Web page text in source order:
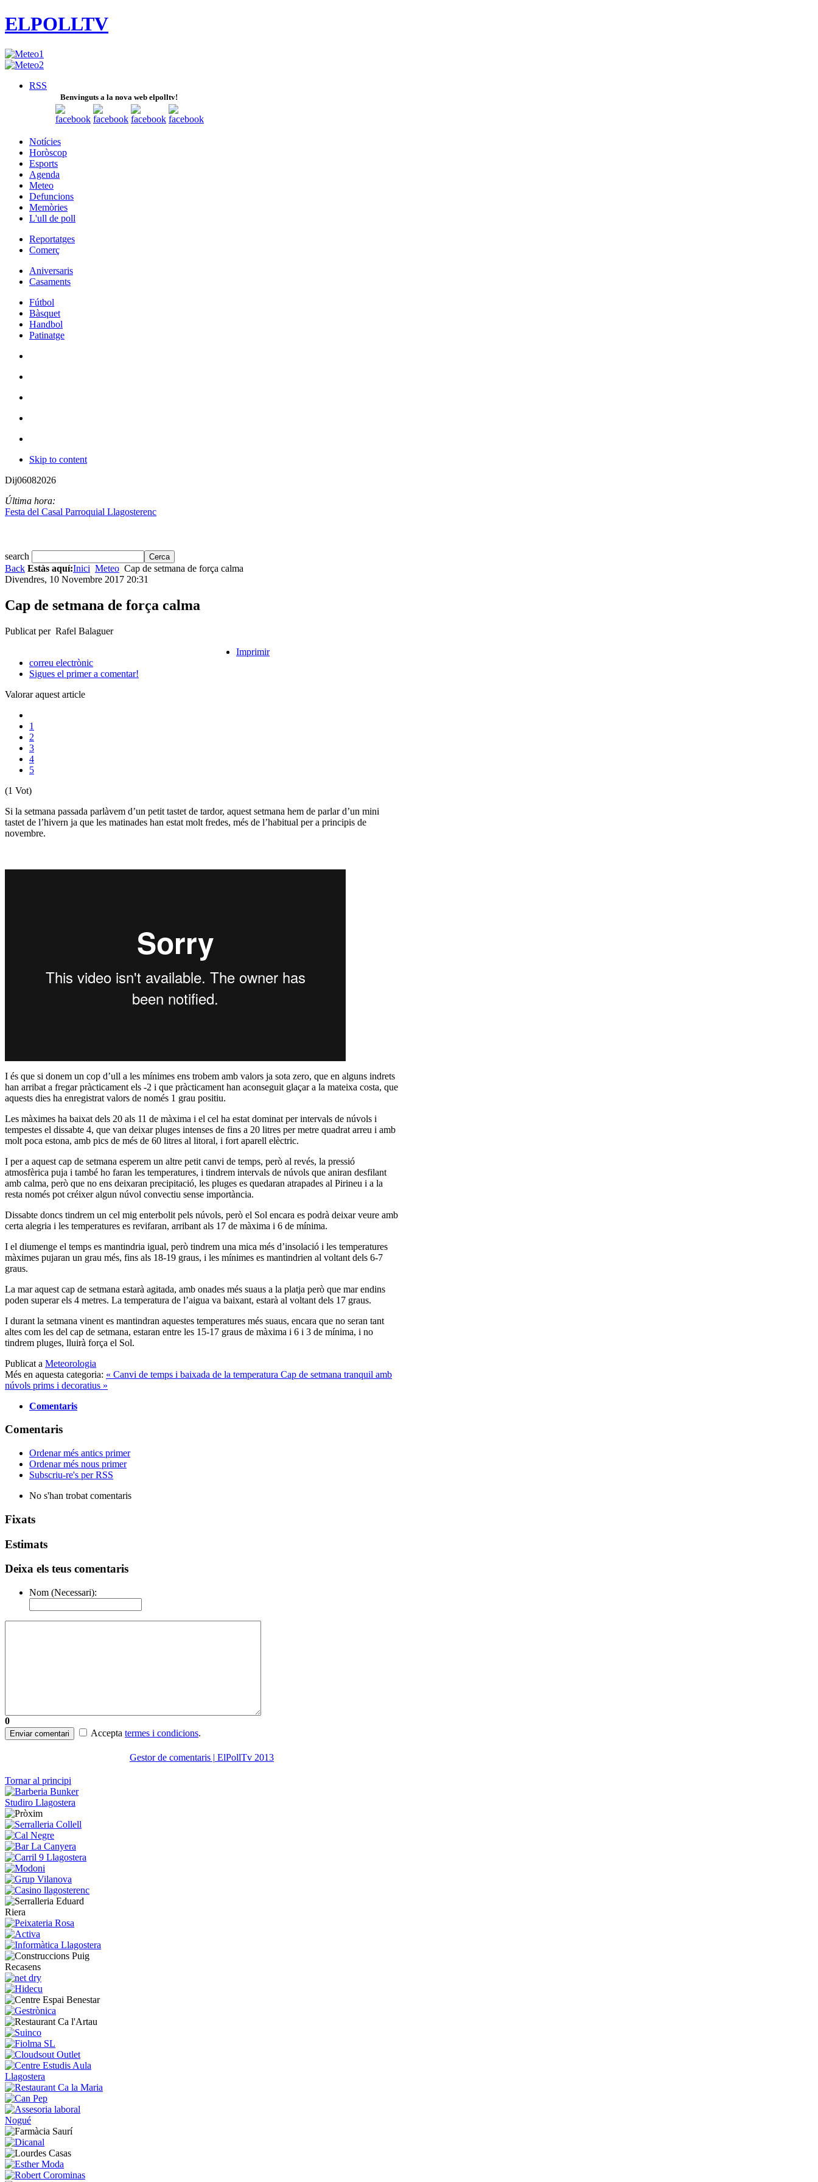
ELPOLLTV
RSS
Benvinguts a la nova web elpolltv!
Notícies
Horòscop
Esports
Agenda
Meteo
Defuncions
Memòries
L'ull de poll
Reportatges
Comerç
Aniversaris
Casaments
Fútbol
Bàsquet
Handbol
Patinatge
Skip to content
Dij06082026
Última hora:
Festa del Casal Parroquial Llagosterenc
search
Back Estàs aquí:Inici Meteo Cap de setmana de força calma
Divendres, 10 Novembre 2017 20:31
Cap de setmana de força calma
Publicat per Rafel Balaguer
Imprimir
correu electrònic
Sigues el primer a comentar!
Valorar aquest article
1
2
3
4
5
(1 Vot)
Si la setmana passada parlàvem d’un petit tastet de tardor, aquest setmana hem de parlar d’un mini
tastet de l’hivern ja que les matinades han estat molt fredes, més de l’habitual per a principis de
novembre.
I és que si donem un cop d’ull a les mínimes ens trobem amb valors ja sota zero, que en alguns indrets
han arribat a fregar pràcticament els -2 i que pràcticament han aconseguit glaçar a la mateixa costa, que
aquests dies ha enregistrat valors de només 1 grau positiu.
Les màximes ha baixat dels 20 als 11 de màxima i el cel ha estat dominat per intervals de núvols i
tempestes el dissabte 4, que van deixar pluges intenses de fins a 20 litres per metre quadrat arreu i amb
molt poca estona, amb pics de més de 60 litres al litoral, i fort aparell elèctric.
I per a aquest cap de setmana esperem un altre petit canvi de temps, però al revés, la pressió
atmosfèrica puja i també ho faran les temperatures, i tindrem intervals de núvols que aniran desfilant
amb calma, però que no ens deixaran precipitació, les pluges es quedaran atrapades al Pirineu i a la
resta només pot créixer algun núvol convectiu sense importància.
Dissabte doncs tindrem un cel mig enterbolit pels núvols, però el Sol encara es podrà deixar veure amb
certa alegria i les temperatures es revifaran, arribant als 17 de màxima i 6 de mínima.
I el diumenge el temps es mantindria igual, però tindrem una mica més d’insolació i les temperatures
màximes pujaran un grau més, fins als 18-19 graus, i les mínimes es mantindrien al voltant dels 6-7
graus.
La mar aquest cap de setmana estarà agitada, amb onades més suaus a la platja però que mar endins
poden superar els 4 metres. La temperatura de l’aigua va baixant, estarà al voltant dels 17 graus.
I durant la setmana vinent es mantindran aquestes temperatures més suaus, encara que no seran tant
altes com les del cap de setmana, estaran entre les 15-17 graus de màxima i 6 i 3 de mínima, i no
tindrem pluges, lluirà força el Sol.
Publicat a Meteorologia
Més en aquesta categoria: « Canvi de temps i baixada de la temperatura Cap de setmana tranquil amb
núvols prims i decoratius »
Comentaris
Comentaris
Ordenar més antics primer
Ordenar més nous primer
Subscriu-re's per RSS
No s'han trobat comentaris
Fixats
Estimats
Deixa els teus comentaris
Nom (Necessari):
0
Enviar comentari Accepta termes i condicions.
Gestor de comentaris | ElPollTv 2013
Tornar al principi